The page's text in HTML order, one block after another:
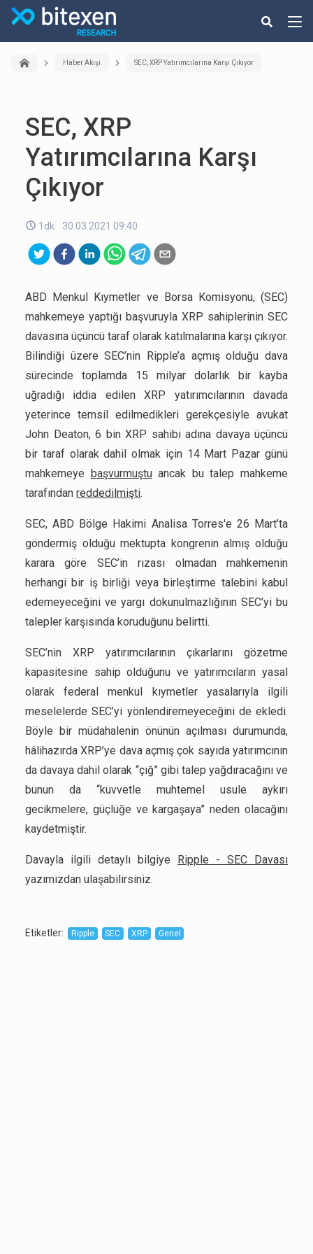
Haber Akışı SEC, XRP Yatırımcılarına Karşı Çıkıyor
SEC, XRP
Yatırımcılarına Karşı
Çıkıyor
1dk 30.03.2021 09:40
ABD Menkul Kıymetler ve Borsa Komisyonu, (SEC)
mahkemeye yaptığı başvuruyla XRP sahiplerinin SEC
davasına üçüncü taraf olarak katılmalarına karşı çıkıyor.
Bilindiği üzere SEC’nin Ripple’a açmış olduğu dava
sürecinde toplamda 15 milyar dolarlık bir kayba
uğradığı iddia edilen XRP yatırımcılarının davada
yeterince temsil edilmedikleri gerekçesiyle avukat
John Deaton, 6 bin XRP sahibi adına davaya üçüncü
bir taraf olarak dahil olmak için 14 Mart Pazar günü
mahkemeye
başvurmuştuancak bu talep mahkeme
tarafından reddedilmişti.
SEC, ABD Bölge Hakimi Analisa Torres'e 26 Mart’ta
göndermiş olduğu mektupta kongrenin almış olduğu
karara göre SEC’in rızası olmadan mahkemenin
herhangi bir iş birliği veya birleştirme talebini kabul
edemeyeceğini ve yargı dokunulmazlığının SEC’yi bu
talepler karşısında koruduğunu belirtti.
SEC’nin XRP yatırımcılarının çıkarlarını gözetme
kapasitesine sahip olduğunu ve yatırımcıların yasal
olarak federal menkul kıymetler yasalarıyla ilgili
meselelerde SEC’yi yönlendiremeyeceğini de ekledi.
Böyle bir müdahalenin önünün açılması durumunda,
hâlihazırda XRP’ye dava açmış çok sayıda yatırımcının
da davaya dahil olarak “çığ” gibi talep yağdıracağını ve
bunun da “kuvvetle muhtemel usule aykırı
gecikmelere, güçlüğe ve kargaşaya” neden olacağını
kaydetmiştir.
Davayla ilgili detaylı bilgiye
Ripple - SEC Davası
yazımızdan ulaşabilirsiniz.
Etiketler: Ripple SEC XRP Genel